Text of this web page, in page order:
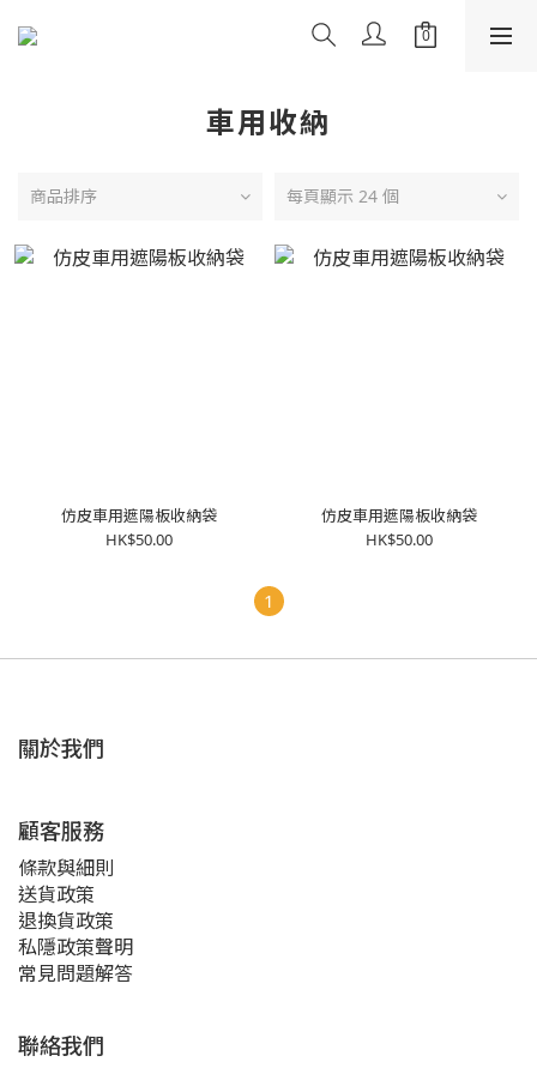
車用收納
商品排序 每頁顯示 24 個
仿皮車用遮陽板收納袋
HK$50.00
仿皮車用遮陽板收納袋
HK$50.00
1
關於我們
顧客服務
條款與細則
送貨政策
退換貨政策
私隱政策聲明
常見問題解答
聯絡我們